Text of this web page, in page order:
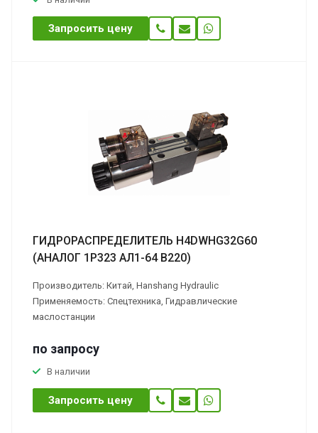
Запросить цену
ГИДРОРАСПРЕДЕЛИТЕЛЬ H4DWHG32G60
(АНАЛОГ 1Р323 АЛ1-64 В220)
Производитель: Китай, Hanshang Hydraulic
Применяемость: Спецтехника, Гидравлические
маслостанции
по запросу
В наличии
Запросить цену